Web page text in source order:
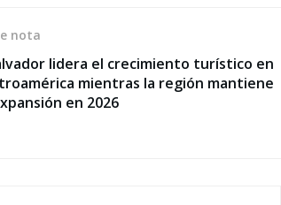
nota
lidera el crecimiento turístico en
mientras la región mantiene
en 2026